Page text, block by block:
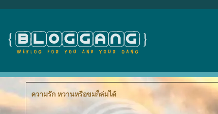
ความรัก หวานหรือขมก็ล่มได้